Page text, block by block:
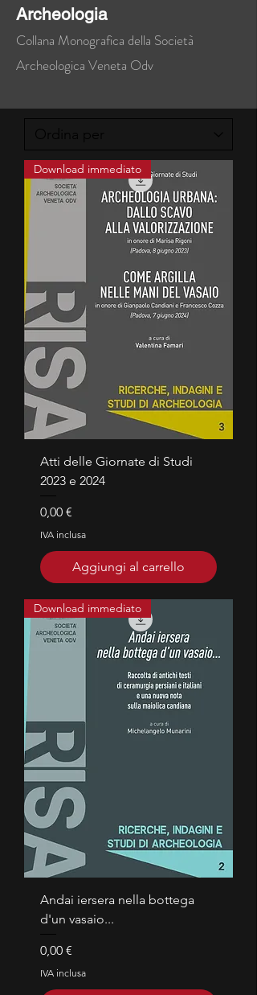
Archeologia
Collana Monografica della Società
Archeologica Veneta Odv
Download immediato
Atti delle Giornate di Studi
2023 e 2024
Prezzo
0,00 €
IVA inclusa
Aggiungi al carrello
Download immediato
Andai iersera nella bottega
d'un vasaio...
Prezzo
0,00 €
IVA inclusa